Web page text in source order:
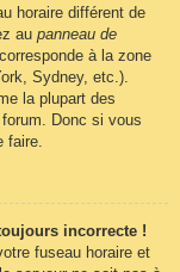
horaire différent de
au panneau de
à la zone
Sydney, etc.).
la plupart des
Donc si vous
faire.
incorrecte !
fuseau horaire et